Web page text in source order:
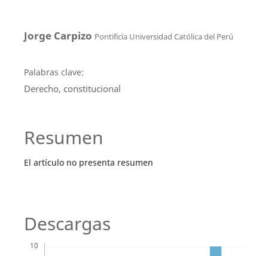
Jorge Carpizo Pontificia Universidad Católica del Perú
Palabras clave:
Derecho, constitucional
Resumen
El artículo no presenta resumen
Descargas